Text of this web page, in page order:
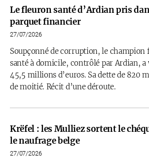
Le fleuron santé d’Ardian pris
parquet financier
27/07/2026
Soupçonné de corruption, le champion
santé à domicile, contrôlé par Ardian, a
45,5 millions d’euros. Sa dette de 820
de moitié. Récit d’une déroute.
Krëfel : les Mulliez sortent le
le naufrage belge
27/07/2026